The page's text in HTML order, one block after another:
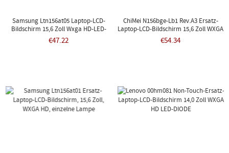
Samsung Ltn156at05 Laptop-LCD-
Bildschirm 15,6 Zoll Wxga HD-LED-
Diode
€47.22
ChiMei N156bge-Lb1 Rev.a3 Ersatz-
Laptop-LCD-Bildschirm 15,6 Zoll WXGA
HD LED-DIODE, Nicht
Berhrungsempfindlich
€54.34